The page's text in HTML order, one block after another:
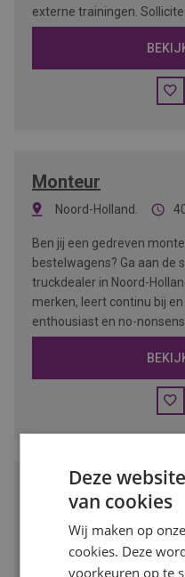
externe trainingen.
Monteur
Noord-Holland.
Ben jij een gedreven
bestelwagens? Ga aan de
truckdealer in Noord-
merken, leert continu bij
enthousiast en no-
Wil jij leidinggeven aan
bouw- en verfindustrie?
Deze
van cookies
Wij maken op
cookies. Deze
voorkeuren op te